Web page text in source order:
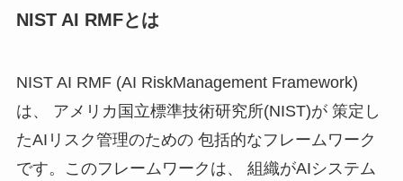
NIST AI RMFとは
NIST AI RMF (AI RiskManagement Framework)
は、 アメリカ国立標準技術研究所(NIST)が 策定し
たAIリスク管理のための 包括的なフレームワーク
です。このフレームワークは、 組織がAIシステム